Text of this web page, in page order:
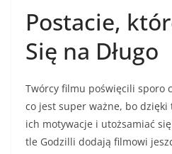
Postacie,
Się na Długo
Twórcy filmu poświęcili sporo
co jest super ważne, bo dzięki
ich motywacje i utożsamiać
tle Godzilli dodają filmowi